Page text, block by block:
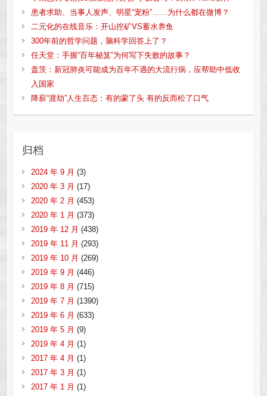
患者求助、当事人发声、明星“宠粉”……为什么都在微博？
二元化的在线音乐：开山挖矿VS蓄水养鱼
300年前的哲学问题，脑科学回答上了？
任天堂：手握“百年秘笈”为何写下失败的故事？
盖茨：新冠肺炎可能成为百年不遇的大流行病，应帮助中低收
入国家
降薪“渡劫”人生百态：有的蒙了头 有的反而松了口气
归档
2024 年 9 月 (3)
2020 年 3 月 (17)
2020 年 2 月 (453)
2020 年 1 月 (373)
2019 年 12 月 (438)
2019 年 11 月 (293)
2019 年 10 月 (269)
2019 年 9 月 (446)
2019 年 8 月 (715)
2019 年 7 月 (1390)
2019 年 6 月 (633)
2019 年 5 月 (9)
2019 年 4 月 (1)
2017 年 4 月 (1)
2017 年 3 月 (1)
2017 年 1 月 (1)